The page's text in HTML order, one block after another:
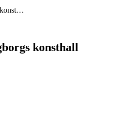
konst…
konsthall